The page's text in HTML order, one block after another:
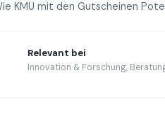
KMU mit den Gutscheinen
Relevant bei
Innovation & Forschung,